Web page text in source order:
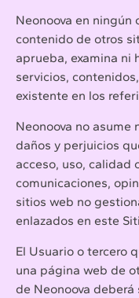
Neonoova en ningún
contenido de otros
aprueba, examina ni
servicios,
existente en los
Neonoova no
daños y perjuicios
acceso, uso, calidad
comunicaciones,
sitios web no
enlazados en este
El Usuario o tercero
una página web de
de Neonoova deberá